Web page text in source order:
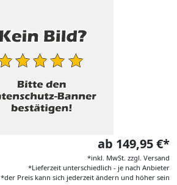
ab 149,95 €*
*inkl. MwSt. zzgl. Versand
*Lieferzeit unterschiedlich - je nach Anbieter
*der Preis kann sich jederzeit ändern und höher sein